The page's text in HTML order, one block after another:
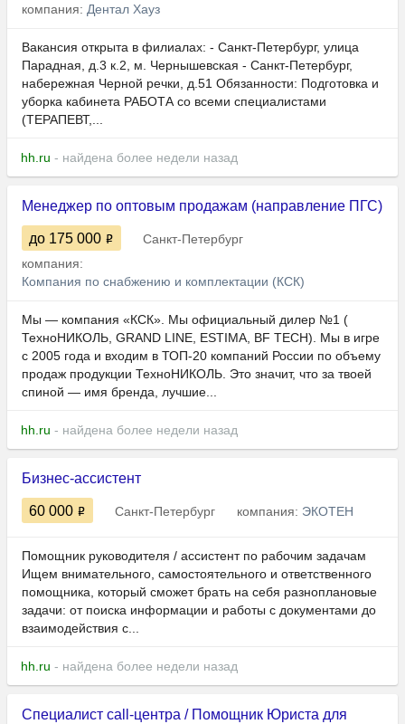
компания: Дентал Хауз
Вакансия открыта в филиалах: - Санкт-Петербург, улица
Парадная, д.3 к.2, м. Чернышевская - Санкт-Петербург,
набережная Черной речки, д.51 Обязанности: Подготовка и
уборка кабинета РАБОТА со всеми специалистами
(ТЕРАПЕВТ,...
hh.ru - найдена более недели назад
Менеджер по оптовым продажам (направление ПГС)
до 175 000
Санкт-Петербург
компания:
Компания по снабжению и комплектации (КСК)
Мы — компания «КСК». Мы официальный дилер №1 (
ТехноНИКОЛЬ, GRAND LINE, ESTIMA, BF TECH). Мы в игре
с 2005 года и входим в ТОП-20 компаний России по объему
продаж продукции ТехноНИКОЛЬ. Это значит, что за твоей
спиной — имя бренда, лучшие...
hh.ru - найдена более недели назад
Бизнес-ассистент
60 000 Санкт-Петербург компания: ЭКОТЕН
Помощник руководителя / ассистент по рабочим задачам
Ищем внимательного, самостоятельного и ответственного
помощника, который сможет брать на себя разноплановые
задачи: от поиска информации и работы с документами до
взаимодействия с...
hh.ru - найдена более недели назад
Специалист call-центра / Помощник Юриста для